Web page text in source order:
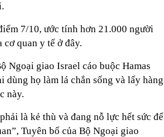
7/10, ước tính hơn 21.000 người
cơ quan y tế ở đây.
Ngoại giao Israel cáo buộc Hamas
dùng họ làm lá chắn sống và lấy hàng
này.
là kẻ thù và đang nỗ lực hết sức để
Tuyên bố của Bộ Ngoại giao